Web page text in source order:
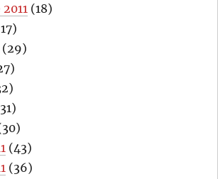
(18)
(29)
(43)
(36)